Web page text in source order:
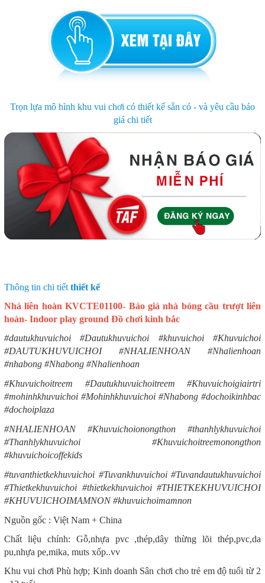
Trọn lựa mô hình khu vui chơi có thiết kế sẵn có - và yêu cầu báo
giá chi tiết
Thông tin chi tiết thiết kế
Nhà liên hoàn KVCTE01100- Báo giá nhà bóng cầu trượt liên
hoàn- Indoor play ground Đồ chơi kinh bắc
#dautukhuvuichoi #Dautukhuvuichoi #khuvuichoi #Khuvuichoi
#DAUTUKHUVUICHOI #NHALIENHOAN #Nhalienhoan
#nhabong #Nhabong #Nhalienhoan
#Khuvuichoitreem #Dautukhuvuichoitreem #Khuvuichoigiairtri
#mohinhkhuvuichoi #Mohinhkhuvuichoi #Nhabong #dochoikinhbac
#dochoiplaza
#NHALIENHOAN #Khuvuichoionongthon #thanhlykhuvuichoi
#Thanhlykhuvuichoi #Khuvuichoitreemonongthon
#khuvuichoicoffekids
#tuvanthietkekhuvuichoi #Tuvankhuvuichoi #Tuvandautukhuvuichoi
#Thietkekhuvuichoi #thietkekhuvuichoi #THIETKEKHUVUICHOI
#KHUVUICHOIMAMNON #khuvuichoimamnon
Nguồn gốc : Việt Nam + China
Chất liệu chính: Gỗ,nhựa pvc ,thép,dây thừng lõi thép,pvc,da
pu,nhựa pe,mika, muts xốp..vv
Khu vui chơi Phù hợp; Kinh doanh Sân chơi cho trẻ em độ tuổi từ 2